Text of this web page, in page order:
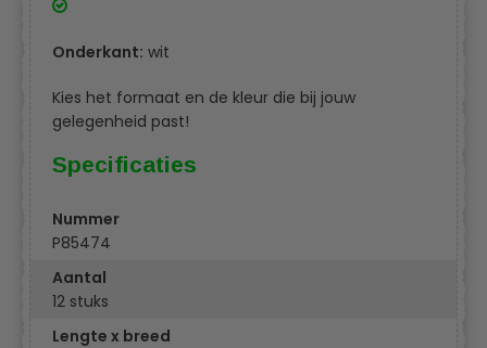
Onderkant: wit
Kies het formaat en de kleur die bij jouw
gelegenheid past!
Specificaties
Nummer
P85474
Aantal
12 stuks
Lengte x breed